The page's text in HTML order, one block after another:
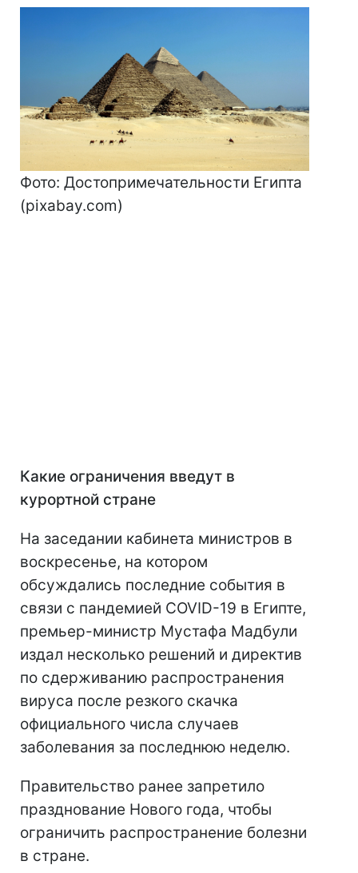
Фото: Достопримечательности Египта
(pixabay.com)
Какие ограничения введут в
курортной стране
На заседании кабинета министров в
воскресенье, на котором
обсуждались последние события в
связи с пандемией COVID-19 в Египте,
премьер-министр Мустафа Мадбули
издал несколько решений и директив
по сдерживанию распространения
вируса после резкого скачка
официального числа случаев
заболевания за последнюю неделю.
Правительство ранее запретило
празднование Нового года, чтобы
ограничить распространение болезни
в стране.